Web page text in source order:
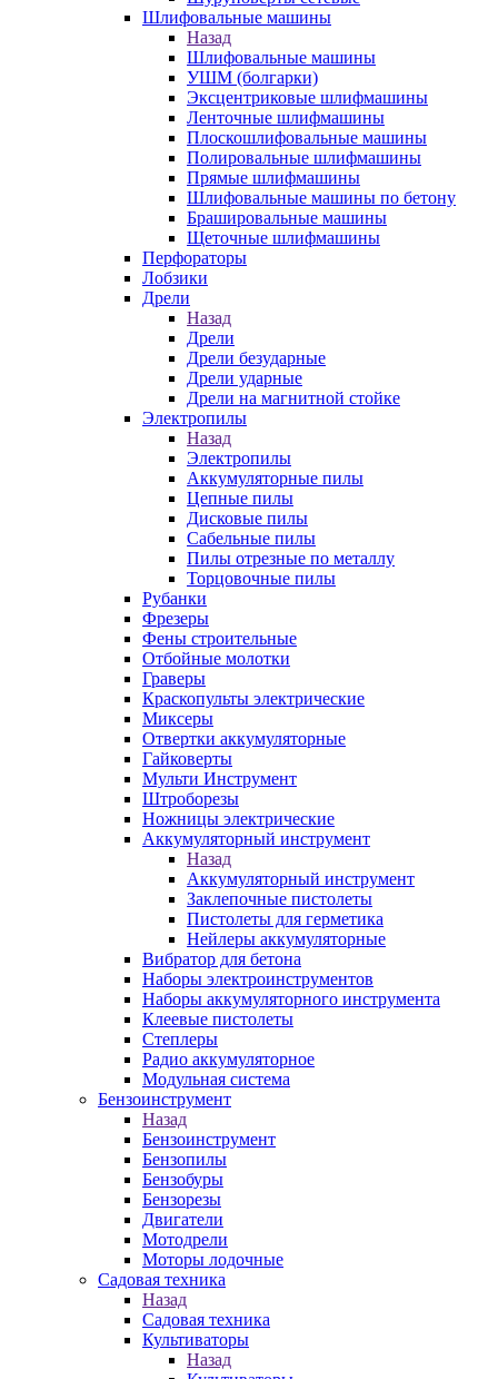
Шлифовальные машины
Назад
Шлифовальные машины
УШМ (болгарки)
Эксцентриковые шлифмашины
Ленточные шлифмашины
Плоскошлифовальные машины
Полировальные шлифмашины
Прямые шлифмашины
Шлифовальные машины по бетону
Брашировальные машины
Щеточные шлифмашины
Перфораторы
Лобзики
Дрели
Назад
Дрели
Дрели безударные
Дрели ударные
Дрели на магнитной стойке
Электропилы
Назад
Электропилы
Аккумуляторные пилы
Цепные пилы
Дисковые пилы
Сабельные пилы
Пилы отрезные по металлу
Торцовочные пилы
Рубанки
Фрезеры
Фены строительные
Отбойные молотки
Граверы
Краскопульты электрические
Миксеры
Отвертки аккумуляторные
Гайковерты
Мульти Инструмент
Штроборезы
Ножницы электрические
Аккумуляторный инструмент
Назад
Аккумуляторный инструмент
Заклепочные пистолеты
Пистолеты для герметика
Нейлеры аккумуляторные
Вибратор для бетона
Наборы электроинструментов
Наборы аккумуляторного инструмента
Клеевые пистолеты
Степлеры
Радио аккумуляторное
Модульная система
Бензоинструмент
Назад
Бензоинструмент
Бензопилы
Бензобуры
Бензорезы
Двигатели
Мотодрели
Моторы лодочные
Садовая техника
Назад
Садовая техника
Культиваторы
Назад